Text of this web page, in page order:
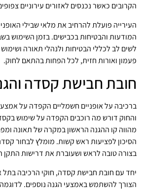
הקרובים כאשר נכנסים לאזורים עירוניים
העירייה פועלת להרחיב את מלאי שבילי
המודעות והבטיחות בכבישים. בזמן השימוש
לשים לב לכללי הבטיחות ולנהלי תאורה
פעמון ואורות חזית, לכל הפחות בהתאם לחוק.
חובת חבישת קסדה
ברכיבה על אופניים חשמליים הקפדה על
והחוק דורש מה רוכבים הקפדה על שימוש
מהווה קו ההגנה הראשון במקרה של תאונה
הסיכון לפציעות ראש קשות. מומלץ לבחור
בצורה טובה לראש ושעוברת את דרישות התקן
יחד עם חובת חבישת קסדה, חוקי הרכיבה בתל
הצורך להשתמש באמצעי הגנה נוספים.